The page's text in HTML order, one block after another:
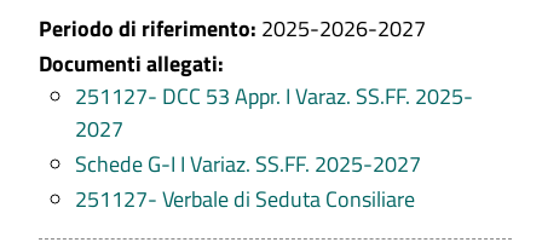
Periodo di riferimento: 2025-2026-2027
Documenti allegati:
251127- DCC 53 Appr. I Varaz. SS.FF. 2025-
2027
Schede G-I I Variaz. SS.FF. 2025-2027
251127- Verbale di Seduta Consiliare